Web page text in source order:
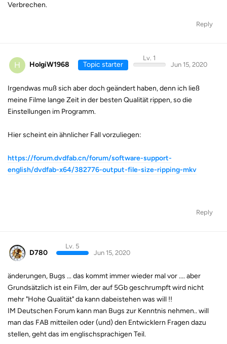
Verbrechen.
Reply
H HolgiW1968 Topic starter
Lv. 1
Jun 15, 2020
Irgendwas muß sich aber doch geändert haben, denn ich ließ
meine Filme lange Zeit in der besten Qualität rippen, so die
Einstellungen im Programm.
Hier scheint ein ähnlicher Fall vorzuliegen:
https://forum.dvdfab.cn/forum/software-support-
english/dvdfab-x64/382776-output-file-size-ripping-mkv
Reply
D780
Lv. 5
Jun 15, 2020
änderungen, Bugs ... das kommt immer wieder mal vor .... aber
Grundsätzlich ist ein Film, der auf 5Gb geschrumpft wird nicht
mehr "Hohe Qualität" da kann dabeistehen was will !!
IM Deutschen Forum kann man Bugs zur Kenntnis nehmen.. will
man das FAB mitteilen oder (und) den Entwicklern Fragen dazu
stellen, geht das im englischsprachigen Teil.